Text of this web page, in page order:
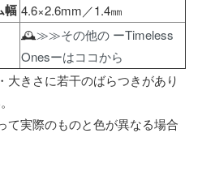
幅 4.6×2.6mm／1.4㎜
🕰≫≫その他の ーTimeless
Onesーはココから
大きさに若干のばらつきがあり
て実際のものと色が異なる場合